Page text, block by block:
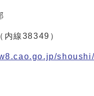
線38349）